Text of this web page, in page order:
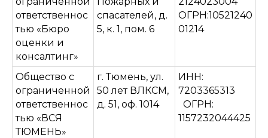
ответственнос
тью «Бюро
оценки и
консалтинг»
спасателей, д.
5, к. 1, пом. 6
ОГРН:10521240
01214
Общество с
ограниченной
ответственнос
тью «ВСЯ
ТЮМЕНЬ»
г. Тюмень, ул.
50 лет ВЛКСМ,
д. 51, оф. 1014
ИНН:
7203365313
ОГРН:
1157232044425